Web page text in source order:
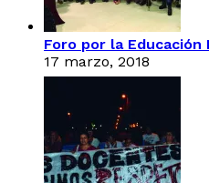
Foro por la Educación
17 marzo, 2018